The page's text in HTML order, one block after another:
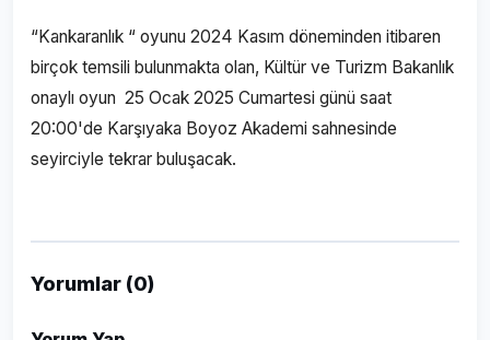
“Kankaranlık “ oyunu 2024 Kasım döneminden itibaren
birçok temsili bulunmakta olan, Kültür ve Turizm Bakanlık
onaylı oyun 25 Ocak 2025 Cumartesi günü saat
20:00'de Karşıyaka Boyoz Akademi sahnesinde
seyirciyle tekrar buluşacak.
Yorumlar (0)